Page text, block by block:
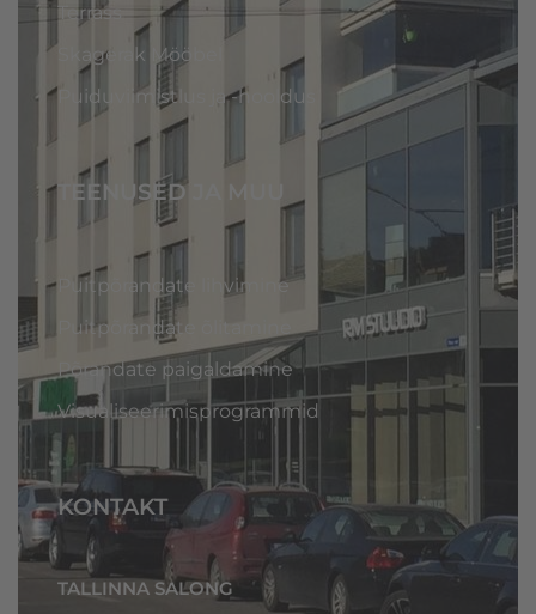
Terrass
Skagerak Mööbel
Puiduviimistlus ja -hooldus
TEENUSED JA MUU
Puitpõrandate lihvimine
Puitpõrandate õlitamine
Põrandate paigaldamine
Visualiseerimisprogrammid
KONTAKT
TALLINNA SALONG